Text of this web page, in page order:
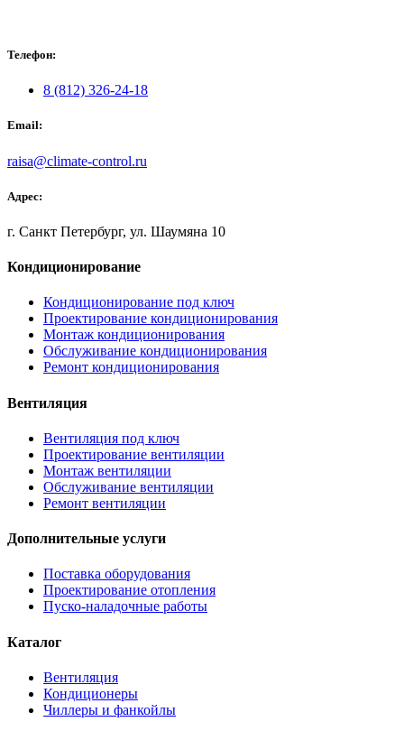
Телефон:
8 (812) 326-24-18
Email:
raisa@climate-control.ru
Адрес:
г. Санкт Петербург, ул. Шаумяна 10
Кондиционирование
Кондиционирование под ключ
Проектирование кондиционирования
Монтаж кондиционирования
Обслуживание кондиционирования
Ремонт кондиционирования
Вентиляция
Вентиляция под ключ
Проектирование вентиляции
Монтаж вентиляции
Обслуживание вентиляции
Ремонт вентиляции
Дополнительные услуги
Поставка оборудования
Проектирование отопления
Пуско-наладочные работы
Каталог
Вентиляция
Кондиционеры
Чиллеры и фанкойлы